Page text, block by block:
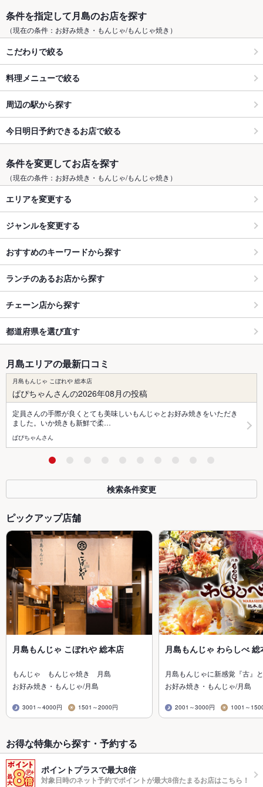
条件を指定して月島のお店を探す
（現在の条件：お好み焼き・もんじゃ/もんじゃ焼き）
こだわりで絞る
料理メニューで絞る
周辺の駅から探す
今日明日予約できるお店で絞る
条件を変更してお店を探す
（現在の条件：お好み焼き・もんじゃ/もんじゃ焼き）
エリアを変更する
ジャンルを変更する
おすすめのキーワードから探す
ランチのあるお店から探す
チェーン店から探す
都道府県を選び直す
月島エリアの最新口コミ
月島もんじゃ こぼれや 総本店
ぱぴちゃんさんの2026年08月の投稿
定員さんの手際が良くとても美味しいもんじゃとお好み焼きをいただき
ました。いか焼きも新鮮で柔…
ぱぴちゃんさん
検索条件変更
ピックアップ店舗
月島もんじゃ こぼれや 総本店
もんじゃ もんじゃ焼き 月島
お好み焼き・もんじゃ/月島
3001～4000円 1501～2000円
月島もんじゃ わらしべ 総
月島もんじゃに新感覚『古』
お好み焼き・もんじゃ/月島
2001～3000円 1001～
お得な特集から探す・予約する
ポイントプラスで最大8倍
対象日時のネット予約でポイントが最大8倍たまるお店はこちら！